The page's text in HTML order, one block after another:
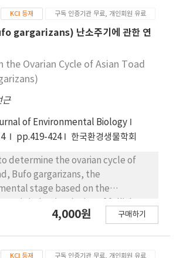
likely to have a teratogenic
four species’ embryonic
The Bombina orientalis was
sensitive to the Pb. This means that
between the different
even if they have all been exposed
concentration of pollutants
the Pb acts as a teratogenic agent
of the four domestic
율 과 기형율은 증가하였으며 Zn과
teratogenic concentration(EC50)
1.0㎎/ℓ을 나타내었고 embryo lethal
은 10.3, 6.9㎎/ℓ을 나타내
index(TI=LC50/EC50)는 Zn의
의 경우 6.7을 나타내어 Zn과
두꺼비 배아 발달에 최기형성 물질로 작
수 있었다. 이상의 결과들로 보아 Zn과
두 낮은 농도에서 두꺼비 배아발달에 민
하였다. 이는 다량의 배아 확보가 가능하
이하고 치사율, 기형율, 성장률, 기형양
의 연구들과 비교하였을 때 유사한 결과
두꺼비 배아를 활용한 시험기법은 화학
경오염물질의 독성검정에 활용할 수 있을
KCI 등재 구독 인증기관 무료, 개인회원 유료
gargarizans) 난소주기에 관한 연
the Ovarian Cycle of Asian Toad
근
of Environmental Biology
pp.419-424 한국환경생물학회
determine the ovarian cycle of
Bufo gargarizans, the
stage based on the
ovary and vitellogenesis for adult
4,000원 구매하기
KCI 등재 구독 인증기관 무료, 개인회원 유료